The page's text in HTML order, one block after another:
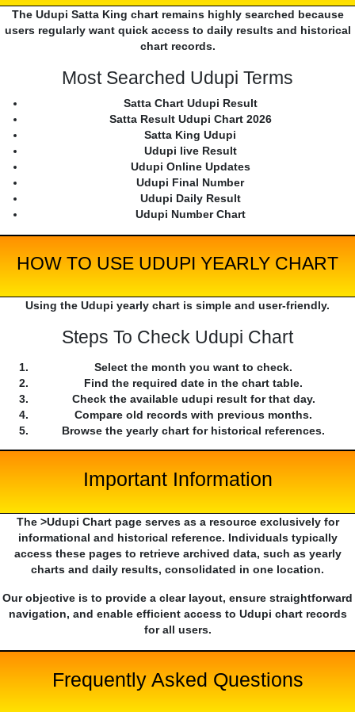
The Udupi Satta King chart remains highly searched because
users regularly want quick access to daily results and historical
chart records.
Most Searched Udupi Terms
Satta Chart Udupi Result
Satta Result Udupi Chart 2026
Satta King Udupi
Udupi live Result
Udupi Online Updates
Udupi Final Number
Udupi Daily Result
Udupi Number Chart
HOW TO USE UDUPI YEARLY CHART
Using the Udupi yearly chart is simple and user-friendly.
Steps To Check Udupi Chart
Select the month you want to check.
Find the required date in the chart table.
Check the available udupi result for that day.
Compare old records with previous months.
Browse the yearly chart for historical references.
Important Information
The >Udupi Chart page serves as a resource exclusively for
informational and historical reference. Individuals typically
access these pages to retrieve archived data, such as yearly
charts and daily results, consolidated in one location.
Our objective is to provide a clear layout, ensure straightforward
navigation, and enable efficient access to Udupi chart records
for all users.
Frequently Asked Questions